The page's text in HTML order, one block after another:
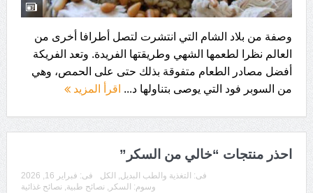
وصفة من بلاد الشام التي انتشرت لتصل أطرافا أخرى من
العالم نظرا لطعمها الشهي وطريقتها الفريدة. وتعد الفريكة
أفضل مصادر الطعام متفوقة بذلك حتى على الحمص، وهي
من السوبر فود التي يوصى بتناولها د... اقرأ المزيد
احذر منتجات “خالي من السكر”
فى: فبراير 16, 2026 فى: التغذية والطب البديل الكل
وسوم: السكر نصائح طبية نصائح غذائية